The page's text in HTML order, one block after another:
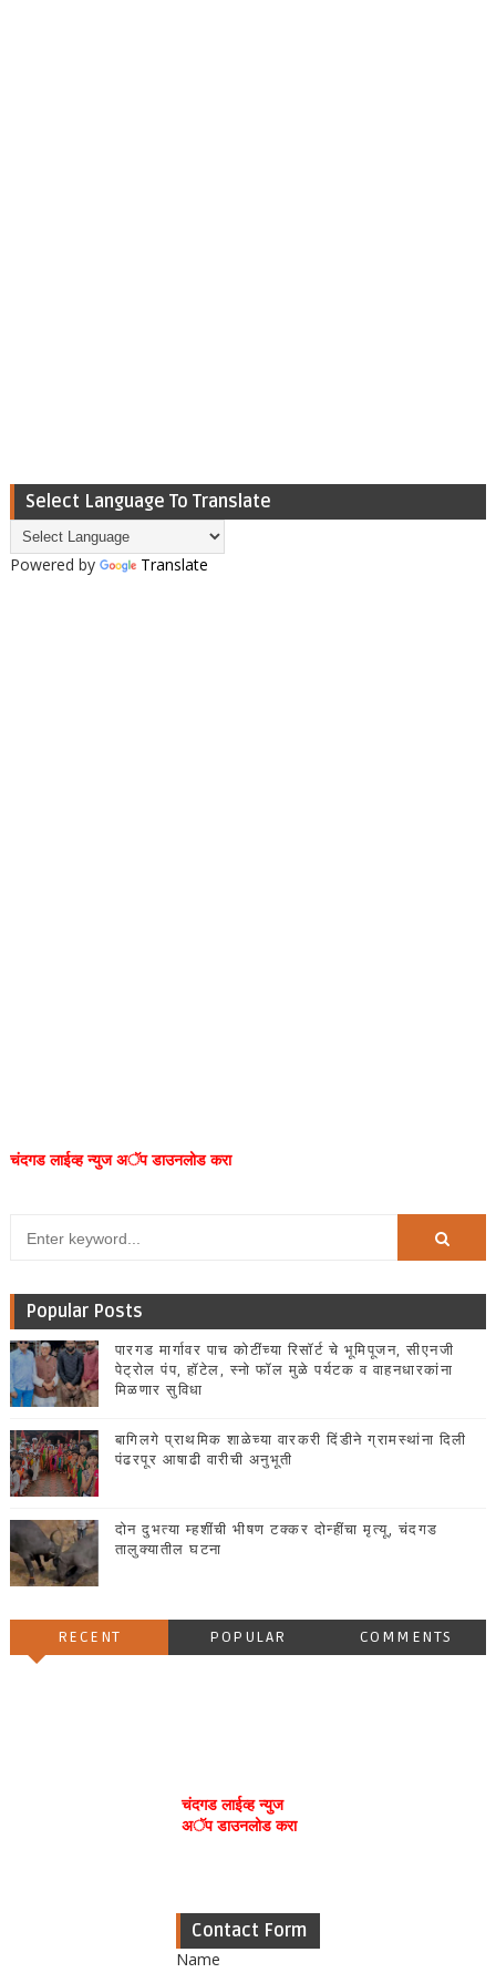
Select Language To Translate
Powered by Translate
चंदगड लाईव्ह न्युज अॅप डाउनलोड करा
Popular Posts
पारगड मार्गावर पाच कोटींच्या रिसॉर्ट चे भूमिपूजन, सीएनजी
पेट्रोल पंप, हॉटेल, स्नो फॉल मुळे पर्यटक व वाहनधारकांना
मिळणार सुविधा
बागिलगे प्राथमिक शाळेच्या वारकरी दिंडीने ग्रामस्थांना दिली
पंढरपूर आषाढी वारीची अनुभूती
दोन दुभत्या म्हशींची भीषण टक्कर दोन्हींचा मृत्यू, चंदगड
तालुक्यातील घटना
RECENT POPULAR COMMENTS
चंदगड लाईव्ह न्युज
अॅप डाउनलोड करा
Contact Form
Name